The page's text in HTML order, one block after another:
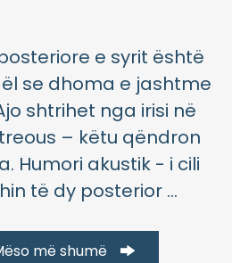
e syrit është
se dhoma e jashtme
shtrihet nga irisi në
– këtu qëndron
Humori akustik - i cili
të dy posterior ...
më shumë